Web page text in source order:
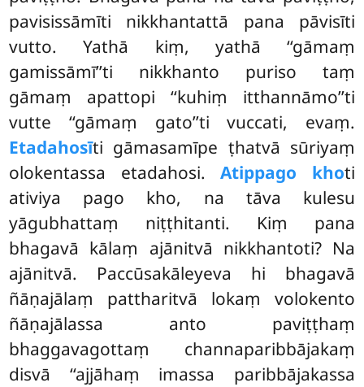
pavisissāmīti nikkhantattā pana pāvisīti
vutto. Yathā kiṃ, yathā ‘‘gāmaṃ
gamissāmī’’ti nikkhanto puriso taṃ
gāmaṃ apattopi ‘‘kuhiṃ itthannāmo’’ti
vutte ‘‘gāmaṃ gato’’ti vuccati, evaṃ.
Etadahosīti gāmasamīpe ṭhatvā sūriyaṃ
olokentassa etadahosi.Atippago khoti
ativiya pago kho, na tāva kulesu
yāgubhattaṃ niṭṭhitanti. Kiṃ pana
bhagavā kālaṃ ajānitvā nikkhantoti? Na
ajānitvā. Paccūsakāleyeva hi bhagavā
ñāṇajālaṃ pattharitvā lokaṃ volokento
ñāṇajālassa anto paviṭṭhaṃ
bhaggavagottaṃ channaparibbājakaṃ
disvā ‘‘ajjāhaṃ imassa paribbājakassa